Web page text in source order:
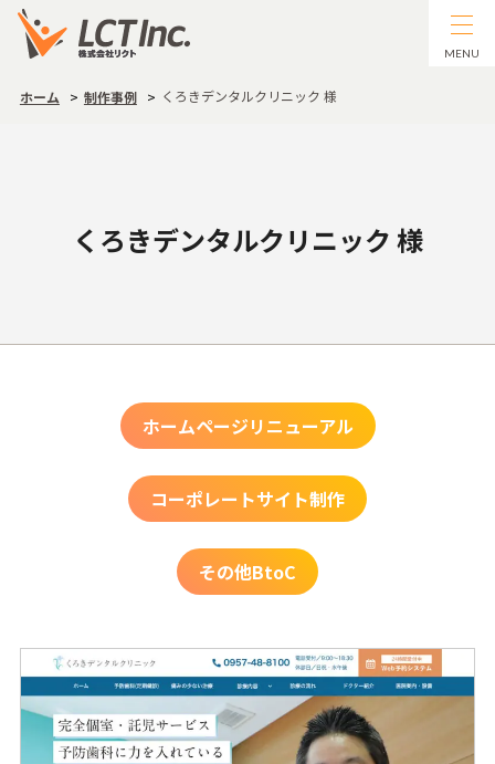
MENU
ホーム 制作事例 くろきデンタルクリニック 様
くろきデンタルクリニック 様
ホームページリニューアル
コーポレートサイト制作
その他BtoC